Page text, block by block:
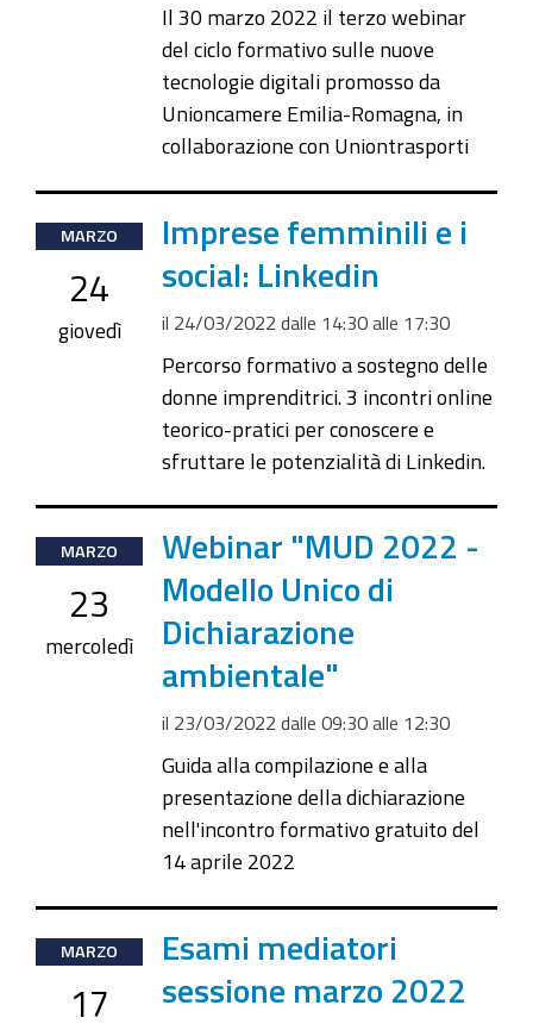
30T17:00:00+02:00
Il 30 marzo 2022 il terzo webinar
del ciclo formativo sulle nuove
tecnologie digitali promosso da
Unioncamere Emilia-Romagna, in
collaborazione con Uniontrasporti
2022-
03-
24T14:30:00+01:00
2022-
24T17:30:00+01:00
MARZO
24
giovedì
Imprese femminili e i
social: Linkedin
il 24/03/2022 dalle 14:30alle 17:30
Percorso formativo a sostegno delle
donne imprenditrici. 3 incontri online
teorico-pratici per conoscere e
sfruttare le potenzialità di Linkedin.
2022-
03-
23T09:30:00+01:00
2022-
MARZO
23
mercoledì
Webinar "MUD 2022 -
Modello Unico di
Dichiarazione
ambientale"
il 23/03/2022 dalle 09:30alle 12:30
Guida alla compilazione e alla
presentazione della dichiarazione
nell'incontro formativo gratuito del
14 aprile 2022
2022-
03-
17T14:00:00+01:00
MARZO
17
Esami mediatori
sessione marzo 2022